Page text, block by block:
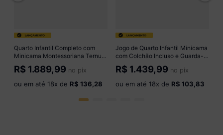
Quarto Infantil Completo com
Minicama Montessoriana Ternura
Multimóveis MP4832
Madeirado/Off White
R$ 1.889,99 no pix
ou em até 18x de R$ 136,28
Jogo de Quarto Infantil Minicama
com Colchão Incluso e Guarda-
roupa Encanto Multimóveis
MP4830 Madeirado/Branco
R$ 1.439,99 no pix
ou em até 18x de R$ 103,83